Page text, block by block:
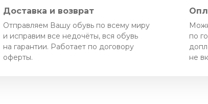
Доставка и возврат
Отправляем Вашу обувь по всему миру
и исправим все недочёты, вся обувь
на гарантии. Работает по договору
оферты.
по
не